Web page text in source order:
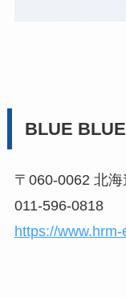
BLUE
〒060-0062 北
011-596-0818
https://